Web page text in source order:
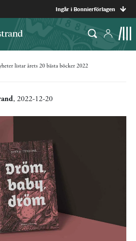
Ingår i Bonnierförlagen
listar årets 20 bästa böcker 2022
, 2022-12-20